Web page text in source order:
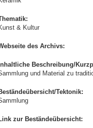
& Kultur
des Archivs:
Inhaltliche Beschreibung/
und Material zu
Tektonik:
zur Beständeübersicht: